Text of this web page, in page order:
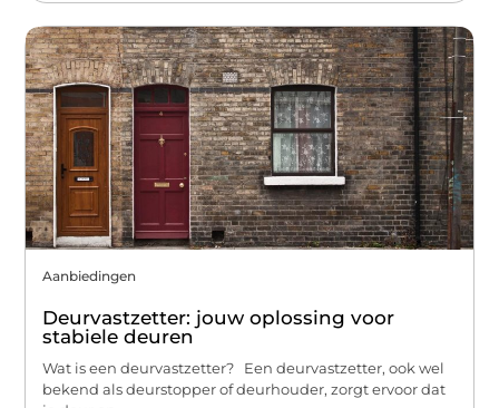
Aanbiedingen
Deurvastzetter: jouw oplossing voor
stabiele deuren
Wat is een deurvastzetter? Een deurvastzetter, ook wel
bekend als deurstopper of deurhouder, zorgt ervoor dat